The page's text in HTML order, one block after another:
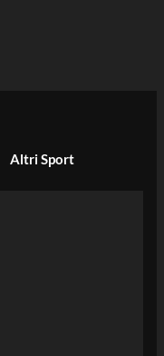
Altri Sport